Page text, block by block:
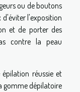
ou de boutons
d'éviter l'exposition
et de porter des
contre la peau
réussie et
gomme dépilatoire